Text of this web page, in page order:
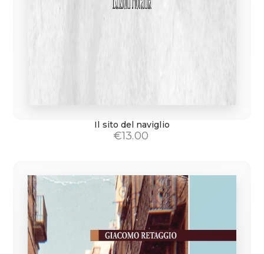
Il sito del naviglio
€13.00